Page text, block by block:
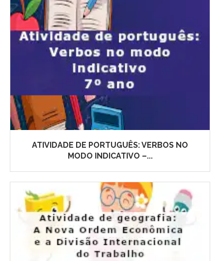
ATIVIDADE DE PORTUGUÊS: VERBOS NO
MODO INDICATIVO –...